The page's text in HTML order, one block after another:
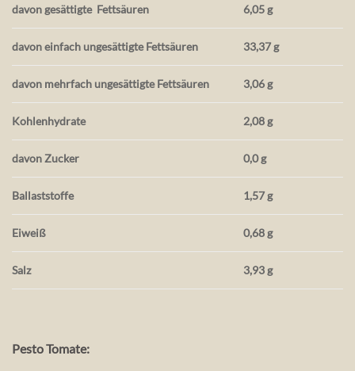
davon gesättigte Fettsäuren 6,05 g
davon einfach ungesättigte Fettsäuren 33,37 g
davon mehrfach ungesättigte Fettsäuren 3,06 g
Kohlenhydrate 2,08 g
davon Zucker 0,0 g
Ballaststoffe 1,57 g
Eiweiß 0,68 g
Salz 3,93 g
Pesto Tomate: